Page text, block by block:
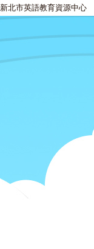
新北市英語教育資源中心